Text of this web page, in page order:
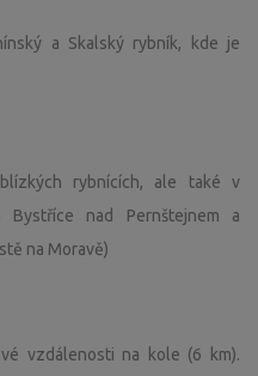
a Skalský rybník, kde je
rybnících, ale také v
Bystříce nad Pernštejnem a
na Moravě)
vzdálenosti na kole (6 km).